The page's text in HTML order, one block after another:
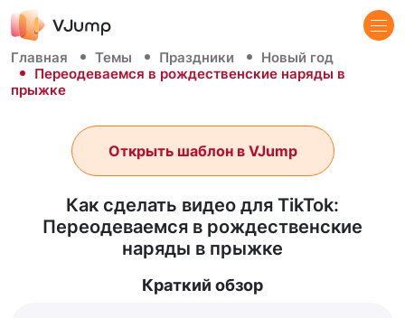
Главная Темы Праздники
Новый год
Переодеваемся в рождественские наряды в
прыжке
Как сделать видео для TikTok:
Переодеваемся в рождественские
наряды в прыжке
Открыть шаблон в VJump
Краткий обзор